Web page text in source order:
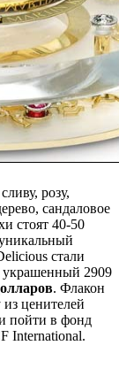
розу,
сандаловое
стоят 40-50
стали
украшенный 2909
. Флакон
ценителей
пойти в фонд
International.